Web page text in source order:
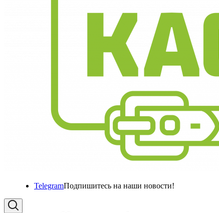
TelegramПодпишитесь на наши новости!